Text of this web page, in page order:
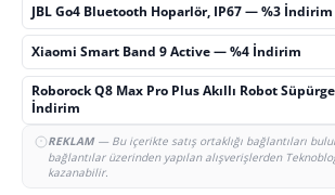
JBL Go4 Bluetooth Hoparlör, IP67 — %3 İndirim
Xiaomi Smart Band 9 Active — %4 İndirim
Roborock Q8 Max Pro Plus Akıllı Robot
İndirim
REKLAM— Bu içerikte satış ortaklığı bağlantıları
bağlantılar üzerinden yapılan alışverişlerden
kazanabilir.